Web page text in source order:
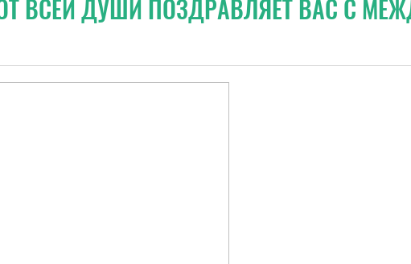
ВСЕЙ ДУШИ ПОЗДРАВЛЯЕТ ВАС С